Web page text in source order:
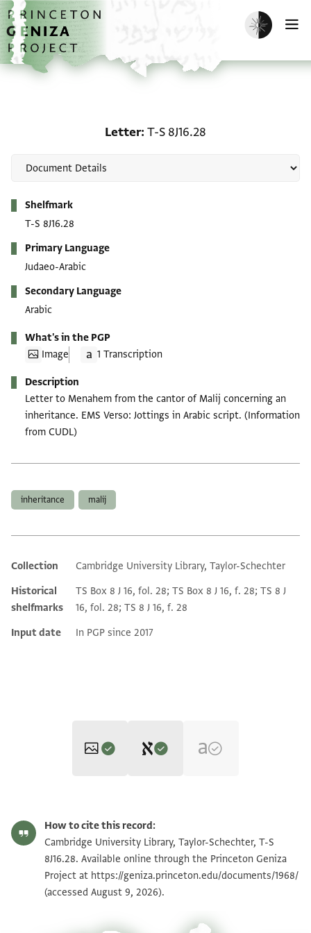
Skip to main content
home
Enable dark
Letter T-S 8J16.28
Shelfmark
T-S 8J16.28
Primary Language
Judaeo-Arabic
Secondary Language
Arabic
What's in the PGP
Image
1 Transcription
Description
Letter to Menahem from the cantor of Malij concerning an
inheritance. EMS Verso: Jottings in Arabic script. (Information
from CUDL)
inheritance malij
Additional metadata
Collection
Cambridge University Library, Taylor-Schechter
Historical
shelfmarks
TS Box 8 J 16, fol. 28; TS Box 8 J 16, f. 28; TS 8 J
16, fol. 28; TS 8 J 16, f. 28
Input date
In PGP since 2017
S. D. Goitein's unpublished edition (1950–85).
בשמ רחמ
סבב הדה אלאחרף אלי מולאי אלשיך אלגליל
אטאל אללה בקאה ואדאם תאיידה ועלאה
וכבת אעדאה אעלאמה [אן ]אלה
T-S 8J16.28 1v Zoom and Rotate
Image Permissions Statement
How to cite this record:
Cambridge University Library, Taylor-Schechter, T-S
8J16.28. Available online through the Princeton Geniza
Project at https://geniza.princeton.edu/documents/1968/
(accessed August 9, 2026).